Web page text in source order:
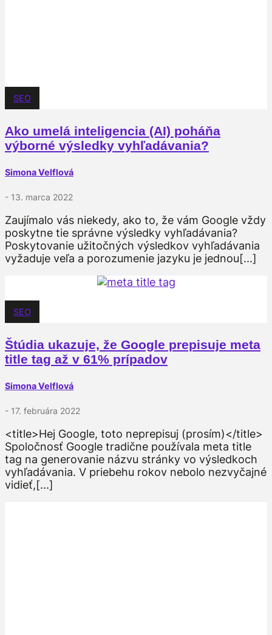
SEO
Ako umelá inteligencia (AI) poháňa
výborné výsledky vyhľadávania?
Simona Velflová
- 13. marca 2022
Zaujímalo vás niekedy, ako to, že vám Google vždy
poskytne tie správne výsledky vyhľadávania?
Poskytovanie užitočných výsledkov vyhľadávania
vyžaduje veľa a porozumenie jazyku je jednou[...]
SEO
Štúdia ukazuje, že Google prepisuje meta
title tag až v 61% prípadov
Simona Velflová
- 17. februára 2022
<title>Hej Google, toto neprepisuj (prosím)</title>
Spoločnosť Google tradične používala meta title
tag na generovanie názvu stránky vo výsledkoch
vyhľadávania. V priebehu rokov nebolo nezvyčajné
vidieť,[...]